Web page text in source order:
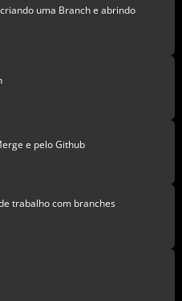
uma Branch e abrindo
e pelo Github
trabalho com branches